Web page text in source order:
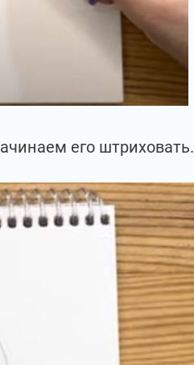
его штриховать.